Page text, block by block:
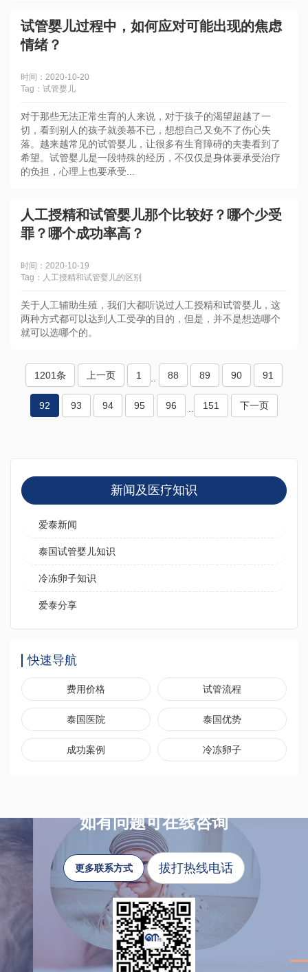
试管婴儿过程中，如何应对可能出现的焦虑
情绪？
时间：2020-10-20
Tag：试管婴儿
​对于那些无法正常生育的人来说，对于孩子的渴望超越了一
切，看到别人的孩子就羡慕不已，想想自己又免不了伤心失
落。越来越常见的试管婴儿，让很多有生育障碍的夫妻看到了
希望。试管婴儿是一段特殊的经历，不仅仅是身体要承受治疗
的负担，心理上也要承受...
人工授精和试管婴儿那个比较好？哪个少受
罪？哪个成功率高？
时间：2020-10-19
Tag：人工授精和试管婴儿的区别
关于人工辅助生殖，我们大都听说过人工授精和试管婴儿，这
两种方式都可以达到人工受孕的目的，但是，并不是想选哪个
就可以选哪个的。
1201条 上一页 1 88 89 90 91
92 93 94 95 96 151 下一页
新闻及医疗知识
爱泰新闻
泰国试管婴儿知识
冷冻卵子知识
爱泰分享
快速导航
费用价格 试管流程
泰国医院 泰国优势
成功案例 冷冻卵子
如有问题可在线咨询
更多联系方式 拔打热线电话